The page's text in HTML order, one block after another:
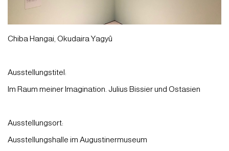
Chiba Hangai, Okudaira Yagyû
Ausstellungstitel:
Im Raum meiner Imagination. Julius Bissier und Ostasien
Ausstellungsort:
Ausstellungshalle im Augustinermuseum